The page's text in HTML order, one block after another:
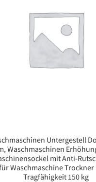
Untergestell
Waschmaschinen
mit Anti-
Waschmaschine
Tragfähigkeit 150 kg